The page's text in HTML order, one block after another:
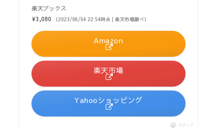
楽天ブックス
¥3,080
（2023/08/04 22:54時点 | 楽天市場調べ）
Amazon
楽天市場
Yahooショッピング
ポチップ